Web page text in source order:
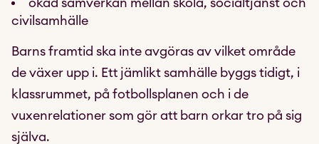
ökad samverkan mellan skola, socialtjänst och
civilsamhälle
Barns framtid ska inte avgöras av vilket område
de växer upp i. Ett jämlikt samhälle byggs tidigt, i
klassrummet, på fotbollsplanen och i de
vuxenrelationer som gör att barn orkar tro på sig
själva.